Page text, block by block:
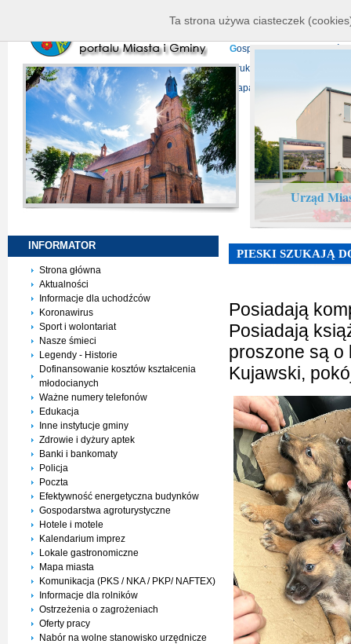
P
rojekty europejskie
Gospodarka
D ruki do pobrania
Mapa serwisu
Urząd
INFORMATOR
Strona główna
Aktualności
Informacje dla uchodźców
Koronawirus
Sport i wolontariat
Nasze śmieci
Legendy - Historie
Dofinansowanie kosztów kształcenia
młodocianych
Ważne numery telefonów
Edukacja
Inne instytucje gminy
Zdrowie i dyżury aptek
Banki i bankomaty
Policja
Poczta
Efektywność energetyczna budynków
Gospodarstwa agroturystyczne
Hotele i motele
Kalendarium imprez
Lokale gastronomiczne
Mapa miasta
Komunikacja (PKS / NKA / PKP/ NAFTEX)
Informacje dla rolników
Ostrzeżenia o zagrożeniach
Oferty pracy
Nabór na wolne stanowisko urzędnicze
PIESKI SZUKAJĄ
Posiadają
Posiadają
proszone są o
Kujawski,
Ta strona używa ciasteczek